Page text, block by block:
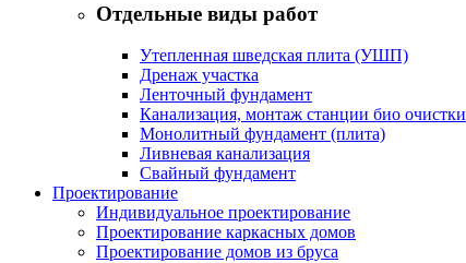
Отдельные виды работ
Утепленная шведская плита (УШП)
Дренаж участка
Ленточный фундамент
Канализация, монтаж станции био очистки
Монолитный фундамент (плита)
Ливневая канализация
Свайный фундамент
Проектирование
Индивидуальное проектирование
Проектирование каркасных домов
Проектирование домов из бруса